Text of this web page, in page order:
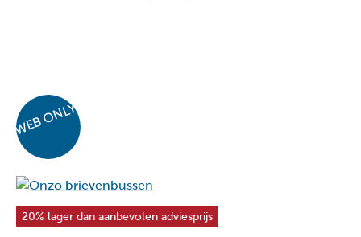
WEB ONLY
20% lager dan aanbevolen adviesprijs